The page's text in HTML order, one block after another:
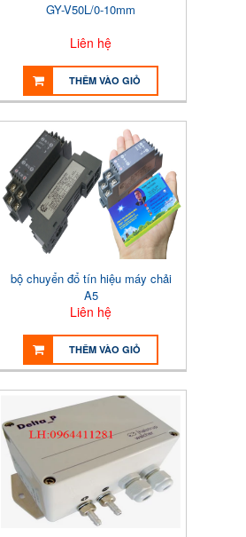
GY-V50L/0-10mm
Liên hệ
THÊM VÀO GIỎ
bộ chuyển đổ tín hiệu máy chải
A5
Liên hệ
THÊM VÀO GIỎ